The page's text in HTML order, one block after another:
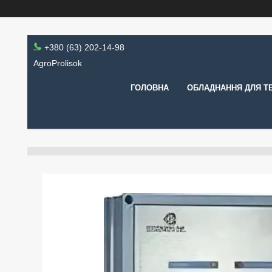
+380 (63) 202-14-98
AgroProlisok
ГОЛОВНА ОБЛАДНАННЯ ДЛЯ